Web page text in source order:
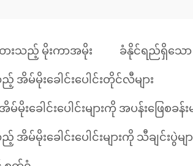
းသည့် မိုးကာအမိုး ခံနိုင်ရည်ရှိသော
မိုးခေါင်းပေါင်းတိုင်လီများ
ခေါင်းပေါင်းများကို အပန်းဖြေစခန်
မိုးခေါင်းပေါင်းများကို သီချင်းပွဲမ